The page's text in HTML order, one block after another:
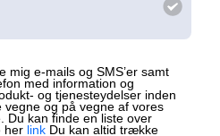
mig e-mails og SMS’er samt
med information og
og tjenesteydelser inden
vegne og på vegne af vores
Du kan finde en liste over
her link Du kan altid trække